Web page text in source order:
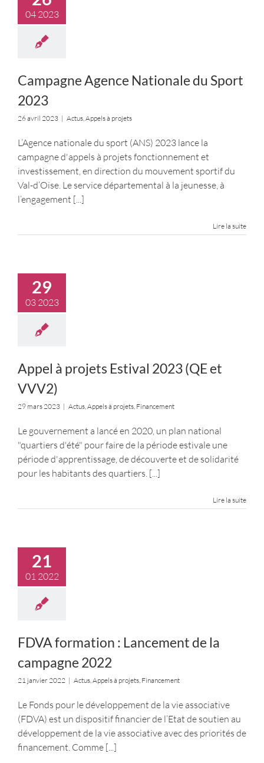
04 2023
Campagne Agence Nationale du Sport
2023
26 avril 2023 | Actus,Appels à projets
L’Agence nationale du sport (ANS) 2023 lance la
campagne d'appels à projets fonctionnement et
investissement, en direction du mouvement sportif du
Val-d’Oise. Le service départemental à la jeunesse, à
l’engagement [...]
Lire la suite
29
03 2023
Appel à projets Estival 2023 (QE et
VVV2)
29 mars 2023 | Actus,Appels à projets, Financement
Le gouvernement a lancé en 2020, un plan national
"quartiers d'été" pour faire de la période estivale une
période d'apprentissage, de découverte et de solidarité
pour les habitants des quartiers. [...]
Lire la suite
21
01 2022
FDVA formation : Lancement de la
campagne 2022
21 janvier 2022 | Actus,Appels à projets, Financement
Le Fonds pour le développement de la vie associative
(FDVA) est un dispositif financier de l’Etat de soutien au
développement de la vie associative avec des priorités de
financement. Comme [...]